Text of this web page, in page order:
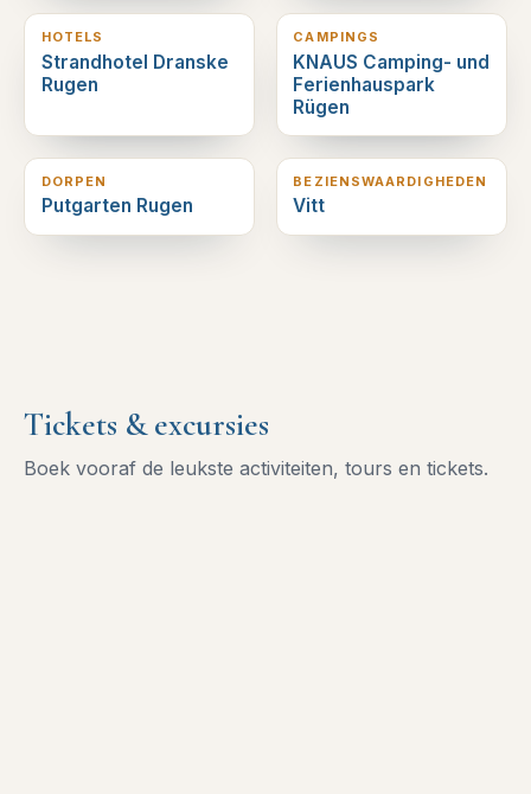
HOTELS
Strandhotel Dranske
Rugen
CAMPINGS
KNAUS Camping- und
Ferienhauspark
Rügen
9 km verderop
DORPEN
Putgarten Rugen
10 km verderop
BEZIENSWAARDIGHEDEN
Vitt
Tickets & excursies
Boek vooraf de leukste activiteiten, tours en tickets.